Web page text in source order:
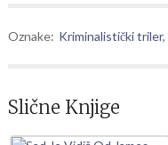
Oznake: Kriminalistički triler,
Slične Knjige